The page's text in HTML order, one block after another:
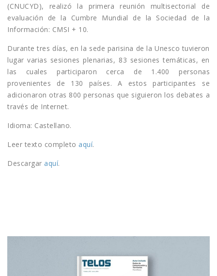
(CNUCYD), realizó la primera reunión multisectorial de
evaluación de la Cumbre Mundial de la Sociedad de la
Información: CMSI + 10.
Durante tres días, en la sede parisina de la Unesco tuvieron
lugar varias sesiones plenarias, 83 sesiones temáticas, en
las cuales participaron cerca de 1.400 personas
provenientes de 130 países. A estos participantes se
adicionaron otras 800 personas que siguieron los debates a
través de Internet.
Idioma: Castellano.
Leer texto completo aquí.
Descargar aquí.